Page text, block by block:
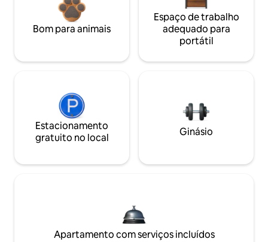
Bom para animais
Espaço de trabalho
adequado para
portátil
Estacionamento
gratuito no local
Ginásio
Apartamento com serviços incluídos